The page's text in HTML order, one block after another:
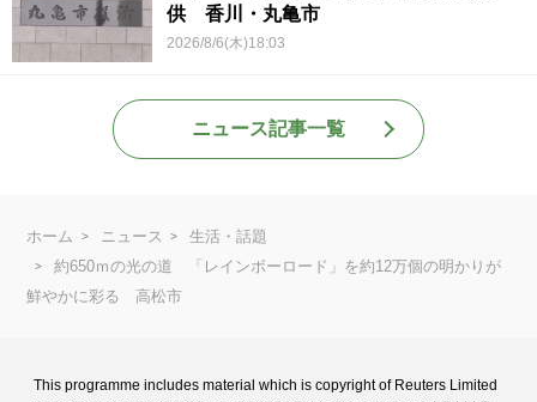
供 香川・丸亀市
2026/8/6(木)18:03
ニュース記事一覧
ホーム ニュース
生活・話題
約650ｍの光の道 「レインボーロード」を約12万個の明かりが
鮮やかに彩る 高松市
This programme includes material which is copyright of Reuters Limited